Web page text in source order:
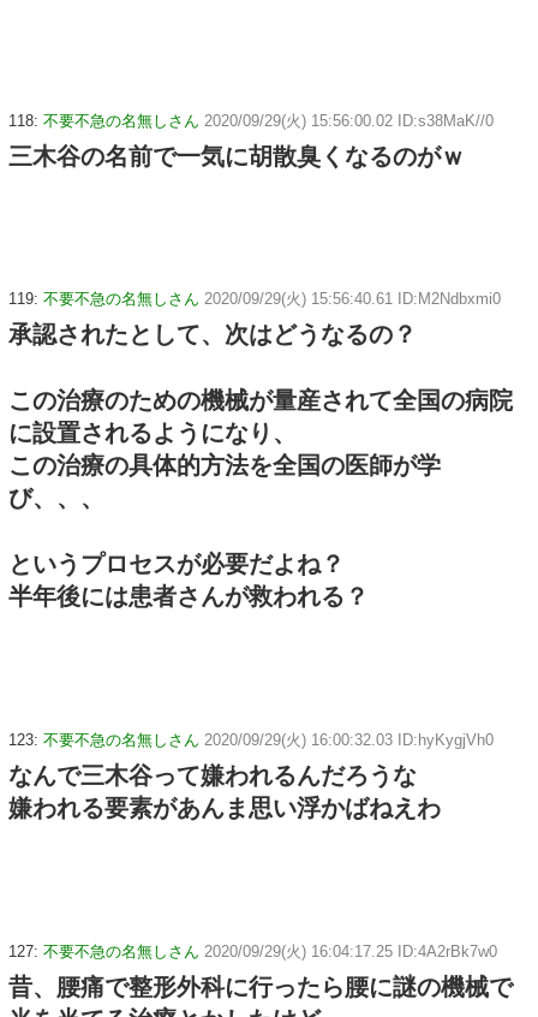
118: 不要不急の名無しさん 2020/09/29(火) 15:56:00.02 ID:s38MaK//0
三木谷の名前で一気に胡散臭くなるのがｗ
119: 不要不急の名無しさん 2020/09/29(火) 15:56:40.61 ID:M2Ndbxmi0
承認されたとして、次はどうなるの？
この治療のための機械が量産されて全国の病院
に設置されるようになり、
この治療の具体的方法を全国の医師が学
び、、、
というプロセスが必要だよね？
半年後には患者さんが救われる？
123: 不要不急の名無しさん 2020/09/29(火) 16:00:32.03 ID:hyKygjVh0
なんで三木谷って嫌われるんだろうな
嫌われる要素があんま思い浮かばねえわ
127: 不要不急の名無しさん 2020/09/29(火) 16:04:17.25 ID:4A2rBk7w0
昔、腰痛で整形外科に行ったら腰に謎の機械で